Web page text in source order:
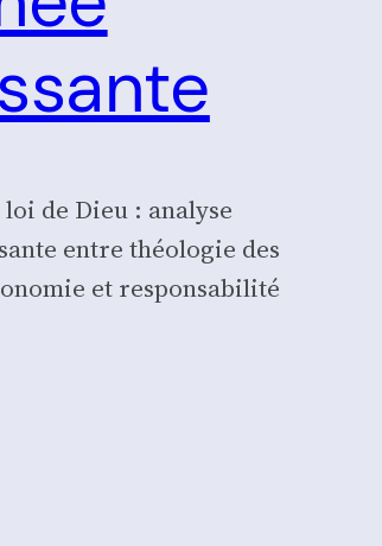
de Dieu : analyse
entre théologie des
et responsabilité